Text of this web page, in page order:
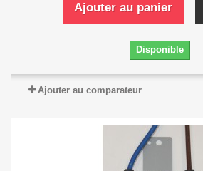
Ajouter au panier
Disponible
Ajouter au comparateur